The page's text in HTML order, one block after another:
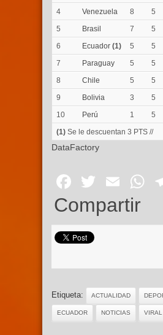
4
Venezuela 8 5
5
Brasil 7 5
6
Ecuador (1) 5 5
7
Paraguay 5 5
8
Chile 5 5
9
Bolivia 3 5
10
Perú 1 5
(1) Se le descuentan 3 PTS //
DataFactory
Facebook
Twitter
Compartir
Etiqueta: ACTUALIDAD
ECUADOR NOTICIAS VIRAL